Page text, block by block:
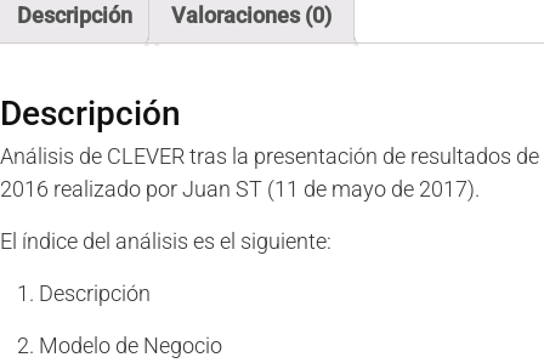
Juan
Descripción Valoraciones (0)
Descripción
Análisis de CLEVER tras la presentación de resultados de
2016 realizado por Juan ST (11 de mayo de 2017).
El índice del análisis es el siguiente:
Descripción
Modelo de Negocio